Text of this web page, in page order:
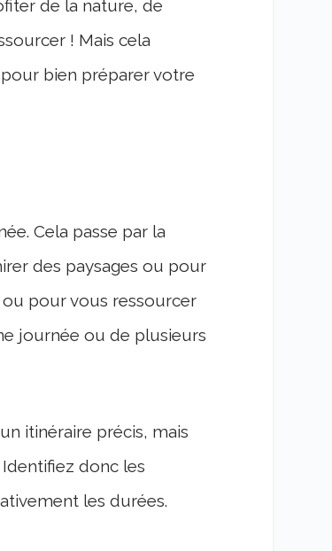
de la nature, de
! Mais cela
bien préparer votre
Cela passe par la
des paysages ou pour
pour vous ressourcer
journée ou de plusieurs
itinéraire précis, mais
donc les
les durées.